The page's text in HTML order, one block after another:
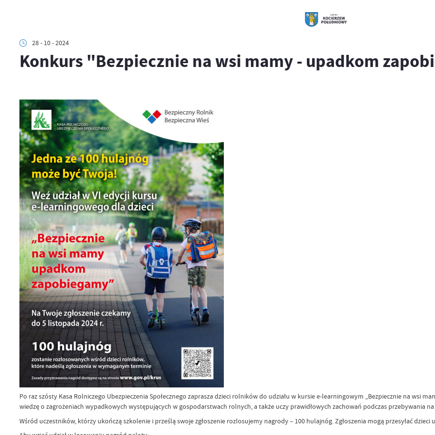
28 - 10 - 2024
Konkurs "Bezpiecznie na wsi mamy - upadkom
Po raz szósty Kasa Rolniczego Ubezpieczenia Społecznego zaprasza dzieci rolników do udziału w kursie e-learningowym „Bezpiecznie na wsi
wiedzę o zagrożeniach wypadkowych występujących w gospodarstwach rolnych, a także uczy prawidłowych zachowań podczas przebywania
Wśród uczestników, którzy ukończą szkolenie i prześlą swoje zgłoszenie rozlosujemy nagrody – 100 hulajnóg. Zgłoszenia mogą przesyłać dzieci